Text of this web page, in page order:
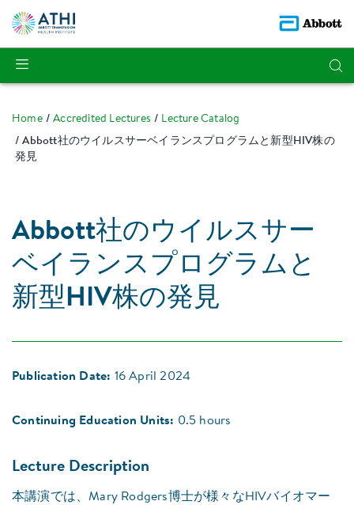
Home Accredited Lectures
Lecture Catalog
Abbott社のウイルスサーベイランスプログラムと新型HIV株の
発見
Abbott社のウイルスサー
ベイランスプログラムと
新型HIV株の発見
Publication Date: 16 April 2024
Continuing Education Units: 0.5 hours
Lecture Description
本講演では、Mary Rodgers博士が様々なHIVバイオマー